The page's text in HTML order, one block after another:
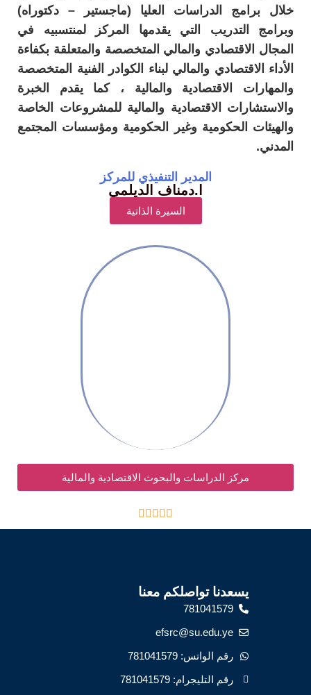
خلال برامج الدراسات العليا (ماجستير – دكتوراه)
وبرامج التدريب التي يقدمها المركز لمنتسبيه في
المجال الاقتصادي والمالي المتخصصة والمتعلقة بكفاءة
الأداء الاقتصادي والمالي ‏لبناء الكوادر الفنية المتخصصة
والمهارات الاقتصادية والمالية ، كما يقدم الخبرة
والاستشارات الاقتصادية والمالية للمشروعات الخاصة
والهيئات الحكومية وغير الحكومية ‏ومؤسسات المجتمع
المدني.‏
المدير التنفيذي للمركز
ا.دمناف الديلمي
السيرة الذاتية
مركز الدراسات والبحوث الاقتصادية والمالية
يسعدنا تواصلكم معنا
781041579
efsrc@su.edu.ye
رقم الواتس: 781041579
رقم التليجرام: 781041579